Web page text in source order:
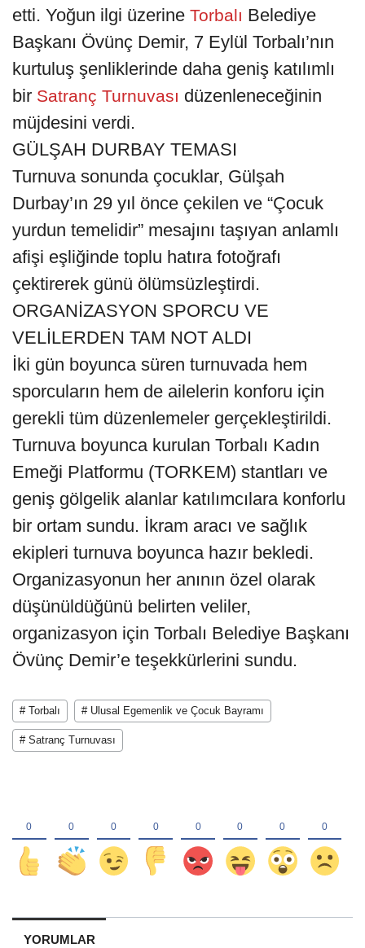
etti. Yoğun ilgi üzerine Torbalı Belediye
Başkanı Övünç Demir, 7 Eylül Torbalı’nın
kurtuluş şenliklerinde daha geniş katılımlı
bir Satranç Turnuvası düzenleneceğinin
müjdesini verdi.
GÜLŞAH DURBAY TEMASI
Turnuva sonunda çocuklar, Gülşah
Durbay’ın 29 yıl önce çekilen ve “Çocuk
yurdun temelidir” mesajını taşıyan anlamlı
afişi eşliğinde toplu hatıra fotoğrafı
çektirerek günü ölümsüzleştirdi.
ORGANİZASYON SPORCU VE
VELİLERDEN TAM NOT ALDI
İki gün boyunca süren turnuvada hem
sporcuların hem de ailelerin konforu için
gerekli tüm düzenlemeler gerçekleştirildi.
Turnuva boyunca kurulan Torbalı Kadın
Emeği Platformu (TORKEM) stantları ve
geniş gölgelik alanlar katılımcılara konforlu
bir ortam sundu. İkram aracı ve sağlık
ekipleri turnuva boyunca hazır bekledi.
Organizasyonun her anının özel olarak
düşünüldüğünü belirten veliler,
organizasyon için Torbalı Belediye Başkanı
Övünç Demir’e teşekkürlerini sundu.
# Torbalı # Ulusal Egemenlik ve Çocuk Bayramı
# Satranç Turnuvası
YORUMLAR